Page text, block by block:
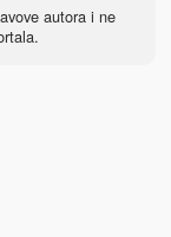
autora i ne